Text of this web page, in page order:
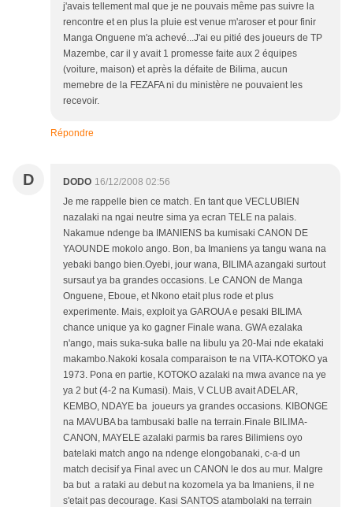
j'avais tellement mal que je ne pouvais même pas suivre la
rencontre et en plus la pluie est venue m'aroser et pour finir
Manga Onguene m'a achevé...J'ai eu pitié des joueurs de TP
Mazembe, car il y avait 1 promesse faite aux 2 équipes
(voiture, maison) et après la défaite de Bilima, aucun
memebre de la FEZAFA ni du ministère ne pouvaient les
recevoir.
Répondre
D DODO 16/12/2008 02:56
Je me rappelle bien ce match. En tant que VECLUBIEN
nazalaki na ngai neutre sima ya ecran TELE na palais.
Nakamue ndenge ba IMANIENS ba kumisaki CANON DE
YAOUNDE mokolo ango. Bon, ba Imaniens ya tangu wana na
yebaki bango bien.Oyebi, jour wana, BILIMA azangaki surtout
sursaut ya ba grandes occasions. Le CANON de Manga
Onguene, Eboue, et Nkono etait plus rode et plus
experimente. Mais, exploit ya GAROUA e pesaki BILIMA
chance unique ya ko gagner Finale wana. GWA ezalaka
n'ango, mais suka-suka balle na libulu ya 20-Mai nde ekataki
makambo.Nakoki kosala comparaison te na VITA-KOTOKO ya
1973. Pona en partie, KOTOKO azalaki na mwa avance na ye
ya 2 but (4-2 na Kumasi). Mais, V CLUB avait ADELAR,
KEMBO, NDAYE ba joueurs ya grandes occasions. KIBONGE
na MAVUBA ba tambusaki balle na terrain.Finale BILIMA-
CANON, MAYELE azalaki parmis ba rares Bilimiens oyo
batelaki match ango na ndenge elongobanaki, c-a-d un
match decisif ya Final avec un CANON le dos au mur. Malgre
ba but a rataki au debut na kozomela ya ba Imaniens, il ne
s'etait pas decourage. Kasi SANTOS atambolaki na terrain